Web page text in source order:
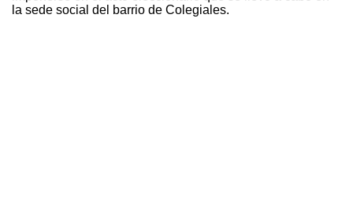
la sede social del barrio de Colegiales.